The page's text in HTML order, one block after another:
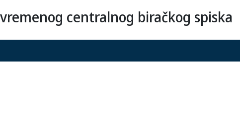
centralnog biračkog spiska